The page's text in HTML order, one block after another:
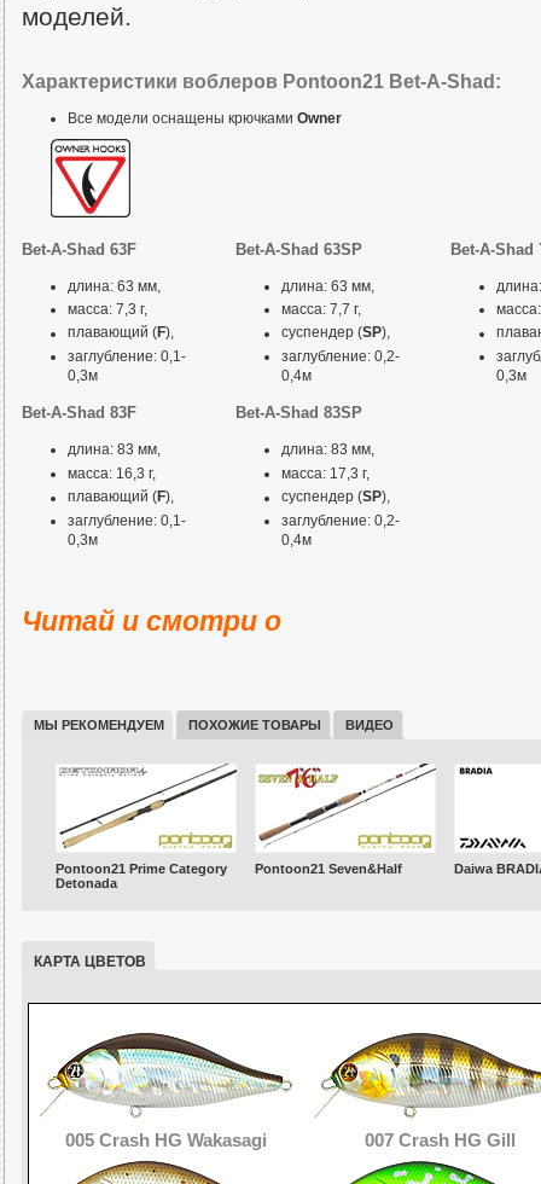
моделей.
Характеристики воблеров Pontoon21 Bet-A-Shad:
Все модели оснащены крючками Owner
Bet-A-Shad 63F
длина: 63 мм,
масса: 7,3 г,
плавающий (F),
заглубление: 0,1-
0,3м
Bet-A-Shad 63SP
длина: 63 мм,
масса: 7,7 г,
суспендер (SP),
заглубление: 0,2-
0,4м
Bet-A-Shad
0,3м
Bet-A-Shad 83F
длина: 83 мм,
масса: 16,3 г,
плавающий (F),
заглубление: 0,1-
0,3м
Bet-A-Shad 83SP
длина: 83 мм,
масса: 17,3 г,
суспендер (SP),
заглубление: 0,2-
0,4м
Читай и смотри о
МЫ РЕКОМЕНДУЕМ ПОХОЖИЕ ТОВАРЫ ВИДЕО
Pontoon21 Prime Category
Detonada
Pontoon21 Seven&Half Daiwa
КАРТА ЦВЕТОВ
005 Crash HG Wakasagi 007 Crash HG Gill